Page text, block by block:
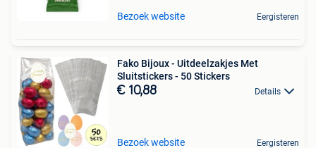
Bezoek website Eergisteren
Fako Bijoux - Uitdeelzakjes Met
Sluitstickers - 50 Stickers
€ 10,88 Details
Bezoek website Eergisteren